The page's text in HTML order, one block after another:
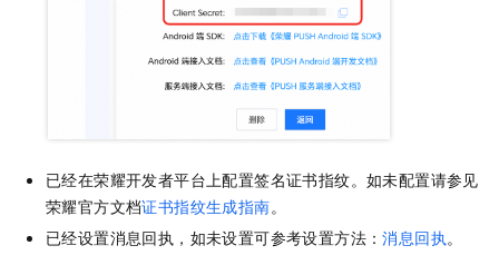
已经在荣耀开发者平台上配置签名证书指纹。如未配置请参见
荣耀官方文档证书指纹生成指南。
已经设置消息回执，如未设置可参考设置方法：消息回执。